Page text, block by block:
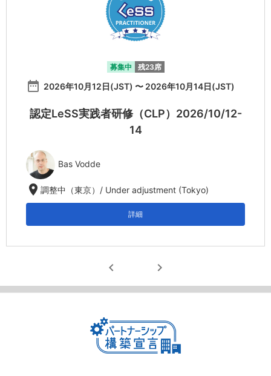
募集中 残23席
date_range 2026年10月12日(JST) 〜 2026年10月14日(JST)
認定LeSS実践者研修（CLP）2026/10/12-
14
Bas Vodde
location_on調整中（東京）/ Under adjustment (Tokyo)
詳細
chevron_left chevron_right